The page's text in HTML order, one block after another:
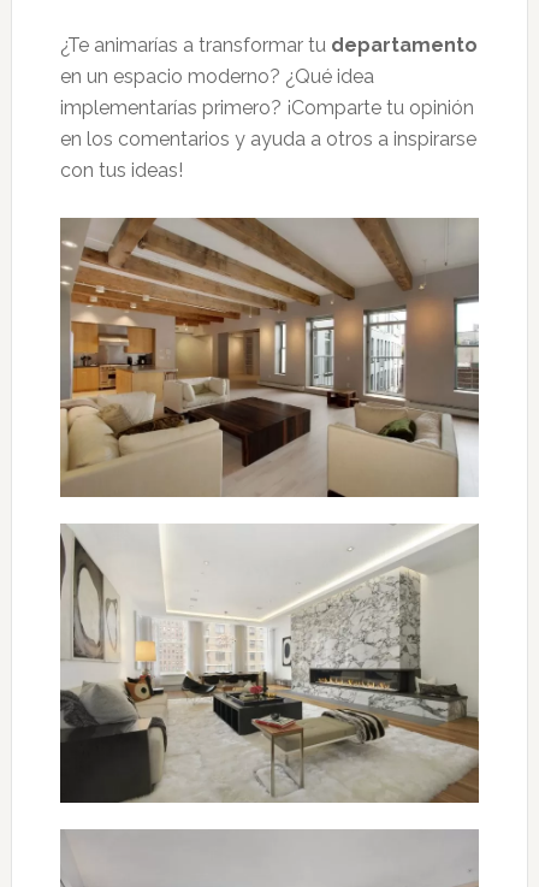
¿Te animarías a transformar tu departamento
en un espacio moderno? ¿Qué idea
implementarías primero? ¡Comparte tu opinión
en los comentarios y ayuda a otros a inspirarse
con tus ideas!